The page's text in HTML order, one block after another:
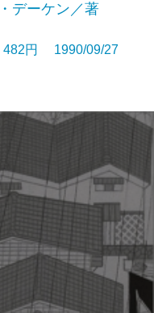
デーケン／著
円 1990/09/27